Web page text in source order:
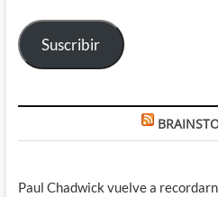
electrónico
Suscribir
Paul Chadwick vuelve a